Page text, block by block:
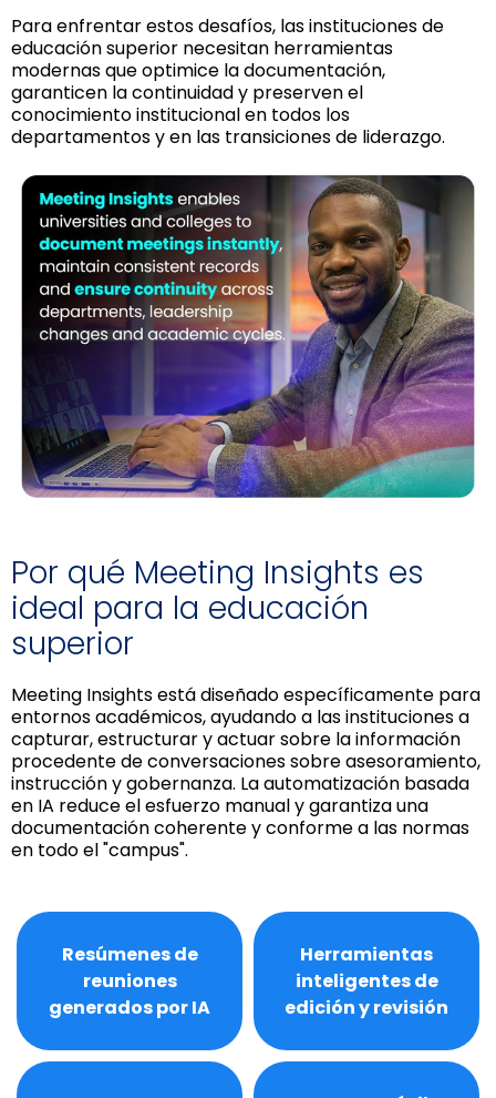
Para enfrentar estos desafíos, las instituciones de
educación superior necesitan herramientas
modernas que optimice la documentación,
garanticen la continuidad y preserven el
conocimiento institucional en todos los
departamentos y en las transiciones de liderazgo.
Por qué Meeting Insights es
ideal para la educación
superior
Meeting Insights está diseñado específicamente para
entornos académicos, ayudando a las instituciones a
capturar, estructurar y actuar sobre la información
procedente de conversaciones sobre asesoramiento,
instrucción y gobernanza. La automatización basada
en IA reduce el esfuerzo manual y garantiza una
documentación coherente y conforme a las normas
en todo el "campus".
Resúmenes de
reuniones
generados por IA
Herramientas
inteligentes de
edición y revisión